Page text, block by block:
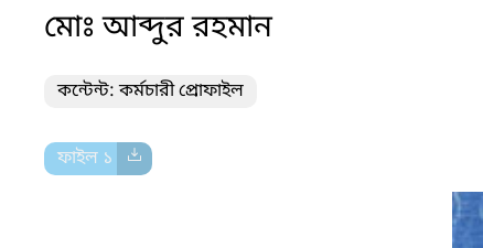
মোঃ আব্দুর রহমান
কন্টেন্ট: কর্মচারী প্রোফাইল
ফাইল ১